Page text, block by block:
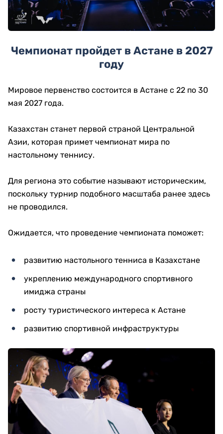
Чемпионат пройдет в Астане в 2027
году
Мировое первенство состоится в Астане с 22 по 30
мая 2027 года.
Казахстан станет первой страной Центральной
Азии, которая примет чемпионат мира по
настольному теннису.
Для региона это событие называют историческим,
поскольку турнир подобного масштаба ранее здесь
не проводился.
Ожидается, что проведение чемпионата поможет:
развитию настольного тенниса в Казахстане
укреплению международного спортивного
имиджа страны
росту туристического интереса к Астане
развитию спортивной инфраструктуры